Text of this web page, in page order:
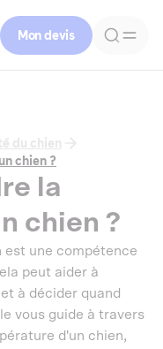
Mon devis
du chien
chien ?
la
chien ?
est une compétence
peut aider à
à décider quand
vous guide à travers
d'un chien,